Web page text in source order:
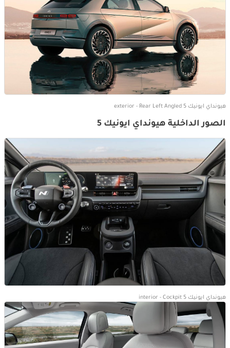
هيونداي ايونيك 5 exterior - Rear Left Angled
الصور الداخلية هيونداي ايونيك 5
هيونداي ايونيك 5 interior - Cockpit